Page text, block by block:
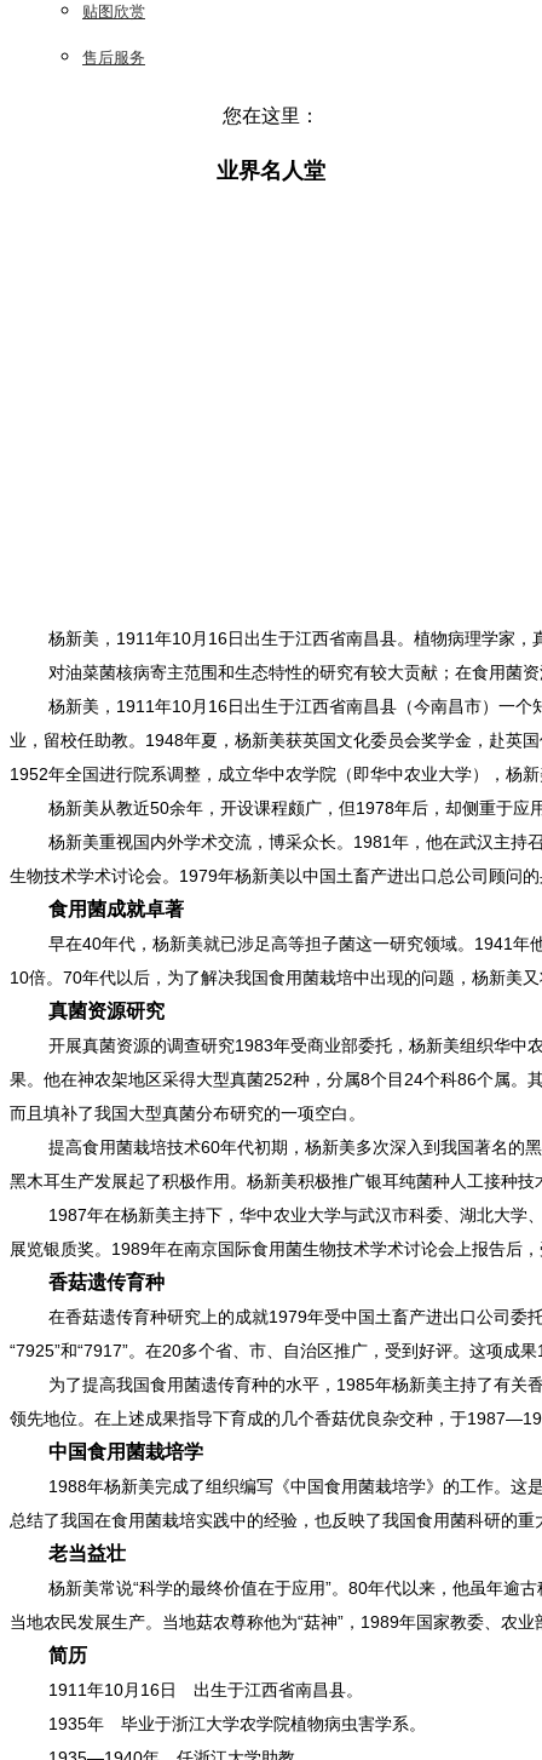
贴图欣赏
售后服务
您在这里：
业界名人堂
杨新美，1911年10月16日出生于江西省南昌县。植物病理学家，
对油菜菌核病寄主范围和生态特性的研究有较大贡献；在食用菌
杨新美，1911年10月16日出生于江西省南昌县（今南昌市）一
业，留校任助教。1948年夏，杨新美获英国文化委员会奖学金，赴英
1952年全国进行院系调整，成立华中农学院（即华中农业大学），杨
杨新美从教近50余年，开设课程颇广，但1978年后，却侧重于
杨新美重视国内外学术交流，博采众长。1981年，他在武汉主
生物技术学术讨论会。1979年杨新美以中国土畜产进出口总公司顾问
食用菌成就卓著
早在40年代，杨新美就已涉足高等担子菌这一研究领域。1941
10倍。70年代以后，为了解决我国食用菌栽培中出现的问题，杨新美
真菌资源研究
开展真菌资源的调查研究1983年受商业部委托，杨新美组织华中
果。他在神农架地区采得大型真菌252种，分属8个目24个科86个属
而且填补了我国大型真菌分布研究的一项空白。
提高食用菌栽培技术60年代初期，杨新美多次深入到我国著名
黑木耳生产发展起了积极作用。杨新美积极推广银耳纯菌种人工接种
1987年在杨新美主持下，华中农业大学与武汉市科委、湖北大学
展览银质奖。1989年在南京国际食用菌生物技术学术讨论会上报告后
香菇遗传育种
在香菇遗传育种研究上的成就1979年受中国土畜产进出口公司委
“7925”和“7917”。在20多个省、市、自治区推广，受到好评。这项成
为了提高我国食用菌遗传育种的水平，1985年杨新美主持了有
领先地位。在上述成果指导下育成的几个香菇优良杂交种，于
中国食用菌栽培学
1988年杨新美完成了组织编写《中国食用菌栽培学》的工作。这
总结了我国在食用菌栽培实践中的经验，也反映了我国食用菌科研的
老当益壮
杨新美常说“科学的最终价值在于应用”。80年代以来，他虽年逾
当地农民发展生产。当地菇农尊称他为“菇神”，1989年国家教委、农
简历
1911年10月16日 出生于江西省南昌县。
1935年 毕业于浙江大学农学院植物病虫害学系。